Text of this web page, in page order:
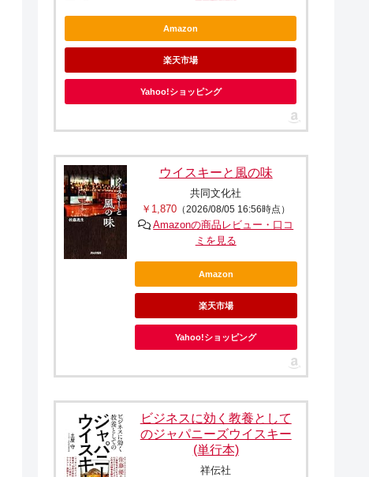
Amazon
楽天市場
Yahoo!ショッピング
ウイスキーと風の味
共同文化社
￥1,870 （2026/08/05 16:56時点）
Amazonの商品レビュー・口コ
ミを見る
Amazon
楽天市場
Yahoo!ショッピング
ビジネスに効く教養として
のジャパニーズウイスキー
(単行本)
祥伝社